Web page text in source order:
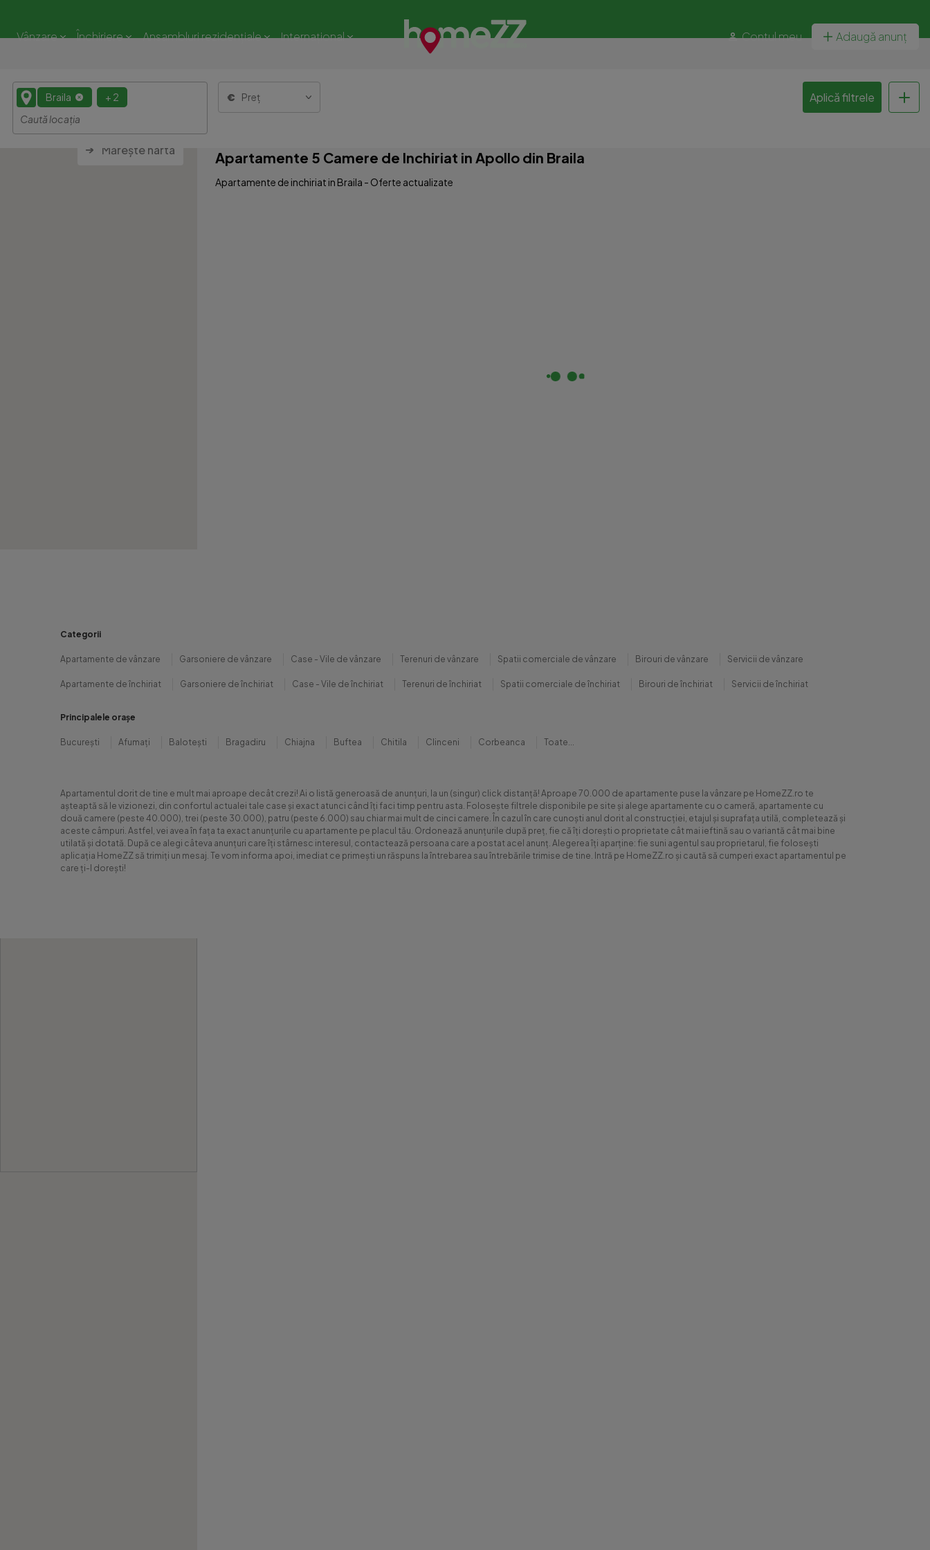
Vânzare Închiriere Ansambluri rezidențiale Internațional Contul meu Adaugă anunț
Braila + 2 Preț Aplică filtrele
Mărește harta Apartamente 5 Camere de Inchiriat in Apollo din Braila
Apartamente de inchiriat in Braila - Oferte actualizate
Categorii
Apartamente de vânzare Garsoniere de vânzare Case - Vile de vânzare Terenuri de vânzare Spatii comerciale de vânzare Birouri de vânzare Servicii de vânzare
Apartamente de închiriat Garsoniere de închiriat Case - Vile de închiriat Terenuri de închiriat Spatii comerciale de închiriat Birouri de închiriat Servicii de închiriat
Principalele orașe
București Afumați Balotești Bragadiru Chiajna Buftea Chitila Clinceni Corbeanca Toate...
Apartamentul dorit de tine e mult mai aproape decât crezi! Ai o listă generoasă de anunțuri, la un (singur) click distanță! Aproape 70.000 de apartamente puse la vânzare pe HomeZZ.ro te
așteaptă să le vizionezi, din confortul actualei tale case și exact atunci când îți faci timp pentru asta. Folosește filtrele disponibile pe site și alege apartamente cu o cameră, apartamente cu
două camere (peste 40.000), trei (peste 30.000), patru (peste 6.000) sau chiar mai mult de cinci camere. În cazul în care cunoști anul dorit al construcției, etajul și suprafața utilă, completează și
aceste câmpuri. Astfel, vei avea în fața ta exact anunțurile cu apartamente pe placul tău. Ordonează anunțurile după preț, fie că îți dorești o proprietate cât mai ieftină sau o variantă cât mai bine
utilată și dotată. După ce alegi câteva anunțuri care îți stârnesc interesul, contactează persoana care a postat acel anunț. Alegerea îți aparține: fie suni agentul sau proprietarul, fie folosești
aplicația HomeZZ să trimiți un mesaj. Te vom informa apoi, imediat ce primești un răspuns la întrebarea sau întrebările trimise de tine. Intră pe HomeZZ.ro și caută să cumperi exact apartamentul pe
care ți-l dorești!